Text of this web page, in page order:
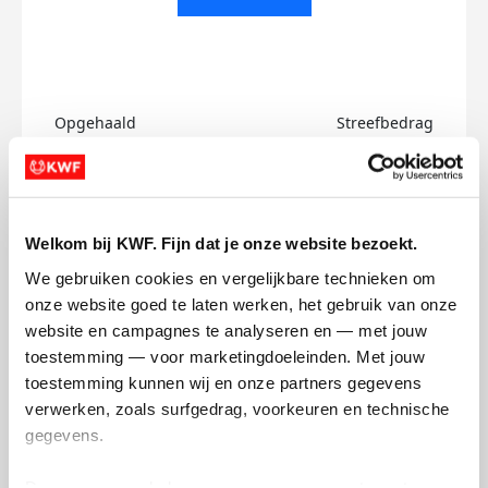
Welkom bij KWF. Fijn dat je onze website bezoekt.
We gebruiken cookies en vergelijkbare technieken om
onze website goed te laten werken, het gebruik van onze
website en campagnes te analyseren en — met jouw
toestemming — voor marketingdoeleinden. Met jouw
toestemming kunnen wij en onze partners gegevens
verwerken, zoals surfgedrag, voorkeuren en technische
gegevens.
Opgehaald
€0
Streefbedrag
€500
Ron's badges